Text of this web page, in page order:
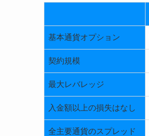
基本通貨オプション
契約規模
最大レバレッジ
入金額以上の損失はなし
全主要通貨のスプレッド